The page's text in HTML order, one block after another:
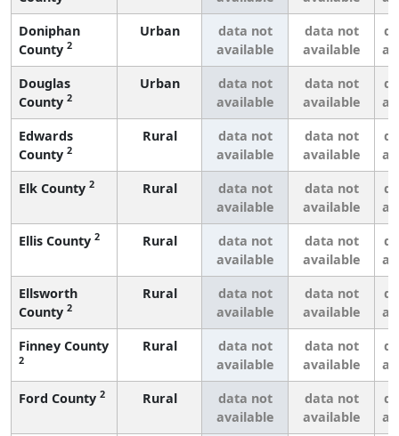
Doniphan
County 2
Urban
data not
available
data not
available
Douglas
County 2
Urban
data not
available
data not
available
Edwards
County 2
Rural
data not
available
data not
available
Elk County 2 Rural
data not
available
data not
available
Ellis County 2 Rural
data not
available
data not
available
Ellsworth
County 2
Rural
data not
available
data not
available
Finney County
2
Rural
data not
available
data not
available
Ford County 2 Rural
data not
available
data not
available